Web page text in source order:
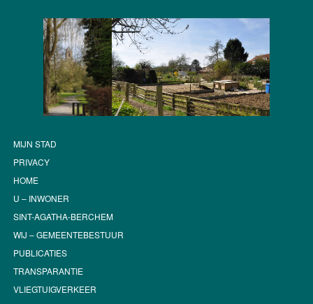
MIJN STAD
PRIVACY
HOME
U – INWONER
SINT-AGATHA-BERCHEM
WIJ – GEMEENTEBESTUUR
PUBLICATIES
TRANSPARANTIE
VLIEGTUIGVERKEER